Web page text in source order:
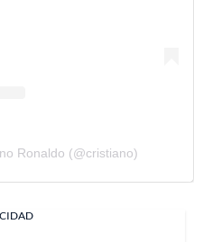
Ronaldo (@cristiano)